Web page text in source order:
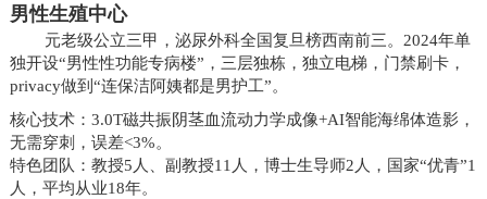
男性生殖中心
元老级公立三甲，泌尿外科全国复旦榜西南前三。2024年单
独开设“男性性功能专病楼”，三层独栋，独立电梯，门禁刷卡，
privacy做到“连保洁阿姨都是男护工”。
核心技术：3.0T磁共振阴茎血流动力学成像+AI智能海绵体造影，
无需穿刺，误差<3%。
特色团队：教授5人、副教授11人，博士生导师2人，国家“优青”1
人，平均从业18年。